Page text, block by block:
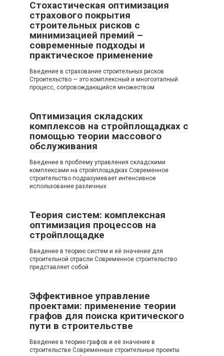
Стохастическая оптимизация
страхового покрытия
строительных рисков с
минимизацией премий –
современные подходы и
практическое применение
Введение в страхование строительных рисков
Строительство — это комплексный и многоэтапный
процесс, сопровождающийся множеством
Оптимизация складских
комплексов на стройплощадках с
помощью теории массового
обслуживания
Введение в проблему управления складскими
комплексами на стройплощадках Современное
строительство подразумевает интенсивное
использование различных
Теория систем: комплексная
оптимизация процессов на
стройплощадке
Введение в теорию систем и её значение для
строительной отрасли Современное строительство
представляет собой
Эффективное управление
проектами: применение теории
графов для поиска критического
пути в строительстве
Введение в теорию графов и её значение в
строительстве Современные строительные проекты